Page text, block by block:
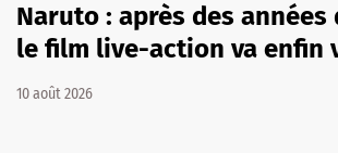
Naruto : après des années
le film live-action va enfin
10 août 2026